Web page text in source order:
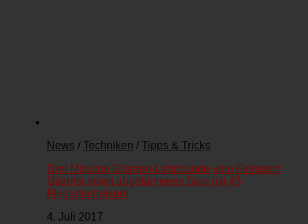
News / Techniken / Tipps & Tricks
Drei Minuten Gitarren-Lehrstunde vom Feinsten!
Gitarrist spielt abgefahrenes Solo mit 45
Fingertechniken!
4. Juli 2017